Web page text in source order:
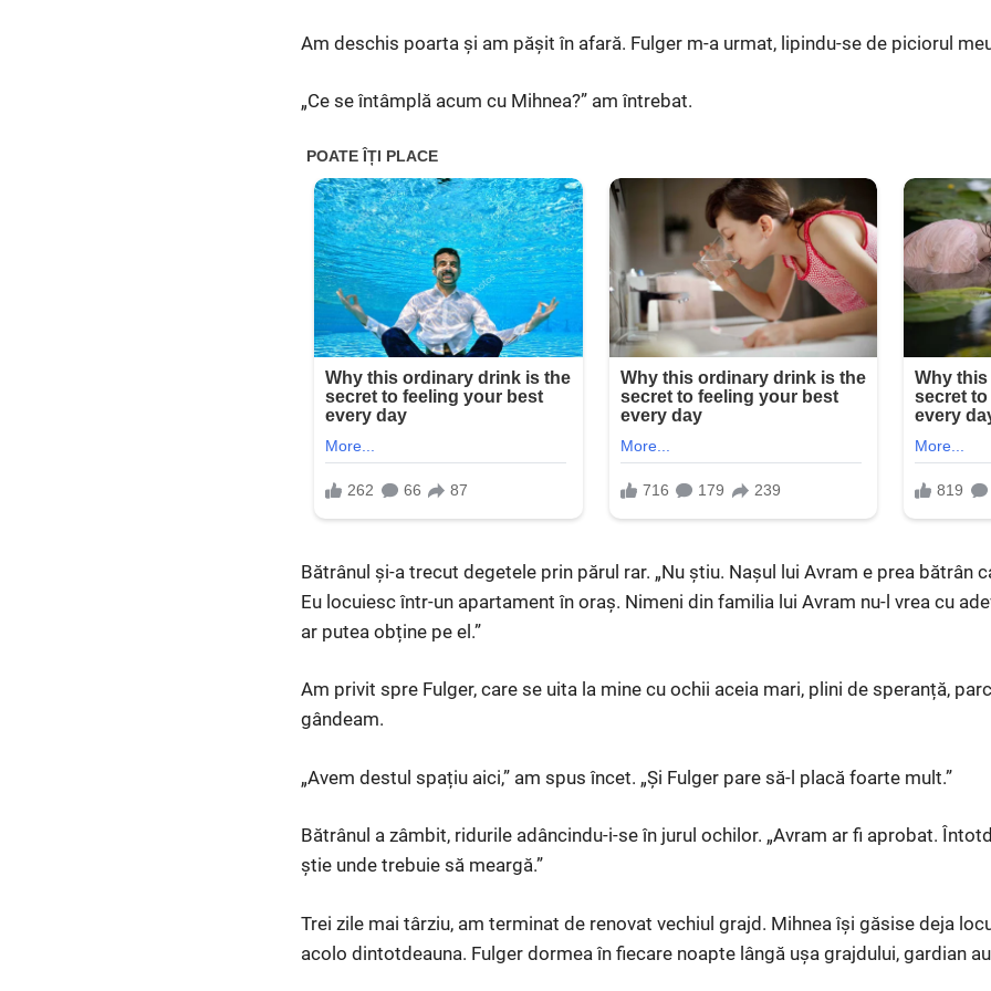
Am deschis poarta și am pășit în afară. Fulger m-a urmat, lipindu-se de piciorul
„Ce se întâmplă acum cu Mihnea?” am întrebat.
Bătrânul și-a trecut degetele prin părul rar. „Nu știu. Nașul lui Avram e prea bătrân
Eu locuiesc într-un apartament în oraș. Nimeni din familia lui Avram nu-l vrea cu
ar putea obține pe el.”
Am privit spre Fulger, care se uita la mine cu ochii aceia mari, plini de speranță,
gândeam.
„Avem destul spațiu aici,” am spus încet. „Și Fulger pare să-l placă foarte mult.”
Bătrânul a zâmbit, ridurile adâncindu-i-se în jurul ochilor. „Avram ar fi aprobat.
știe unde trebuie să meargă.”
Trei zile mai târziu, am terminat de renovat vechiul grajd. Mihnea își găsise deja
acolo dintotdeauna. Fulger dormea în fiecare noapte lângă ușa grajdului, gardian